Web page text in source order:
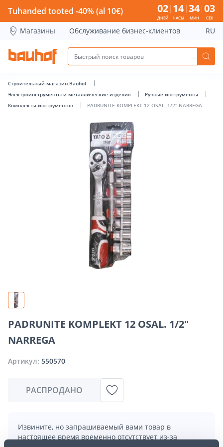
PADRUNITE KOMPLEKT 12 OSAL. 1/2&quot; NARREGA -
Tuhanded tooted -40% (al 10€) 02
ДНЕЙ
14
ЧАСЫ
34
МИН
03
СЕК
Магазины Обслуживание бизнес-клиентов RU
Строительный магазин Bauhof
Электроинструменты и металлические изделия
Ручные инструменты
Комплекты инструментов
PADRUNITE KOMPLEKT 12 OSAL. 1/2" NARREGA
PADRUNITE KOMPLEKT 12 OSAL. 1/2"
NARREGA
Артикул: 550570
РАСПРОДАНО
Извините, но запрашиваемый вами товар в
настоящее время временно отсутствует из-за